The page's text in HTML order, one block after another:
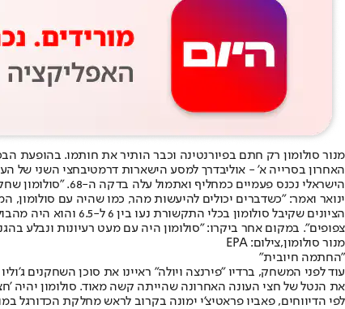
מנור סולומון רק חתם בפיורנטינה וכבר הותיר את חותמו
האחרון בסרייה א' - אוליבדרך למסע הישארות דרמטיבחצי השני של
הישראלי נכנס
ינואר ואמר: "כשדברים יכולים להיעשות מהר, כמו שהיה עם סולומון,
צפופים". במקום אחר ביקרו: "סולומון היה עם מעט רעיונות ונבלע
מנור סולומון,צילום: EPA
"החתמה חיובית"
את הנטל של חצי העונה האחרונה שהייתה קשה מאוד. סולומון יהיה
לפי הדיווחים, פאביו פראטיצ'י ימונה בקרוב לראש מחלקת הכדורגל